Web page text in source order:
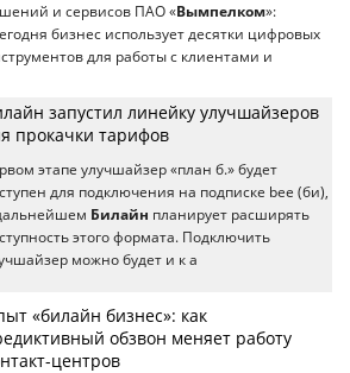
и сервисов ПАО «Вымпелком»:
бизнес использует десятки цифровых
для работы с клиентами и
запустил линейку улучшайзеров
прокачки тарифов
этапе улучшайзер «план б.» будет
для подключения на подписке bee (би),
Билайн планирует расширять
этого формата. Подключить
можно будет и к а
«билайн бизнес»: как
обзвон меняет работу
центров